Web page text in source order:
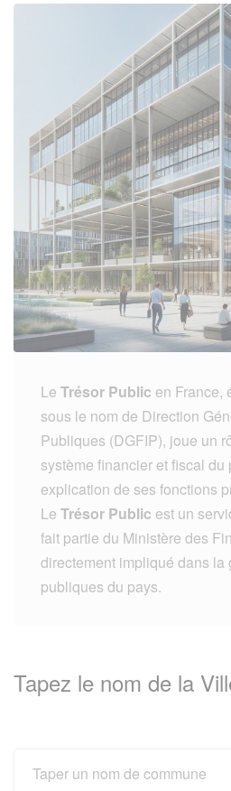
Le Trésor Public en France,
sous le nom de Direction
Publiques (DGFIP), joue un
système financier et fiscal du
explication de ses fonctions
Le Trésor Public est un
fait partie du Ministère des
directement impliqué dans la
publiques du pays.
Tapez le nom de la